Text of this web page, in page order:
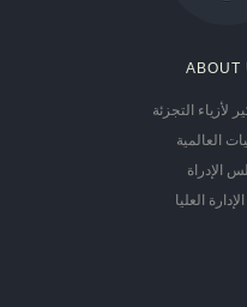
ABOUT
لأزياء التجزئة
العالمية
الإدراة
العليا